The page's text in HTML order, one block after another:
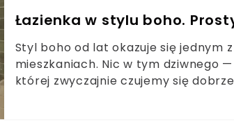
Łazienka w stylu boho.
Styl boho od lat okazuje się jednym
mieszkaniach. Nic w tym dziwnego
której zwyczajnie czujemy się